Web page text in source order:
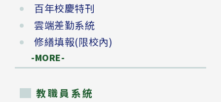
百年校慶特刊
雲端差勤系統
修繕填報(限校內)
-MORE-
教職員系統